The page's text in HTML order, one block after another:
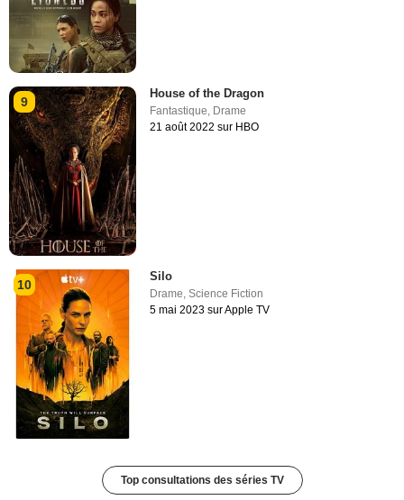
9
House of the Dragon
Fantastique Drame
21 août 2022 sur HBO
10
Silo
Drame,Science Fiction
5 mai 2023 sur Apple TV
Top consultations des séries TV